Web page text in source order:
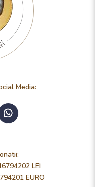
Media:
LEI
EURO